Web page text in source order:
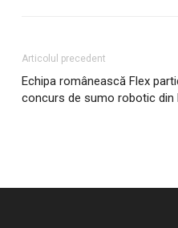
Articolul precedent
Echipa românească Flex
concurs de sumo robotic din